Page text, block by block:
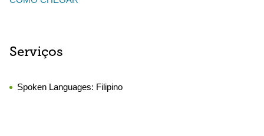
Serviços
Spoken Languages: Filipino